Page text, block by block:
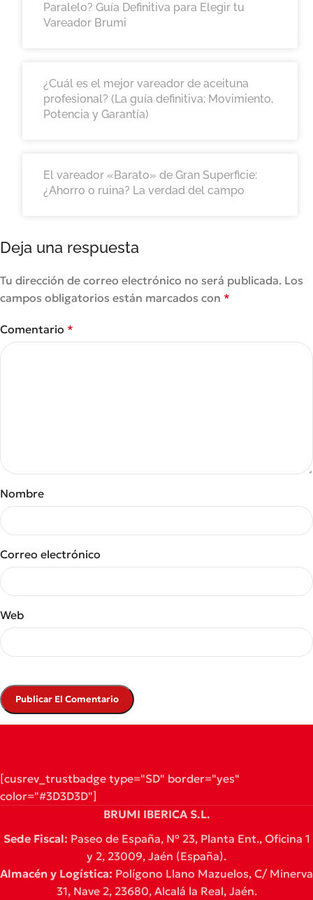
Paralelo? Guía Definitiva para Elegir tu
Vareador Brumi
¿Cuál es el mejor vareador de aceituna
profesional? (La guía definitiva: Movimiento,
Potencia y Garantía)
El vareador «Barato» de Gran Superficie:
¿Ahorro o ruina? La verdad del campo
Deja una respuesta
Tu dirección de correo electrónico no será publicada. Los
campos obligatorios están marcados con *
Comentario *
Nombre
Correo electrónico
Web
[cusrev_trustbadge type="SD" border="yes"
color="#3D3D3D"]
BRUMI IBERICA S.L.
Sede Fiscal: Paseo de España, Nº 23, Planta Ent., Oficina 1
y 2, 23009, Jaén (España).
Almacén y Logística: Polígono Llano Mazuelos, C/ Minerva
31, Nave 2, 23680, Alcalá la Real, Jaén.